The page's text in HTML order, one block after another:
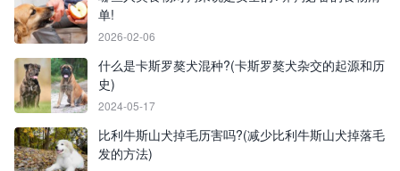
单!
2026-02-06
什么是卡斯罗獒犬混种?(卡斯罗獒犬杂交的起源和历
史)
2024-05-17
比利牛斯山犬掉毛历害吗?(减少比利牛斯山犬掉落毛
发的方法)